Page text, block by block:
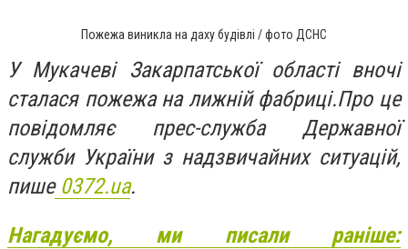
Пожежа виникла на даху будівлі / фото ДСНС
У Мукачеві Закарпатської області вночі
сталася пожежа на лижній фабриці.Про це
повідомляє прес-служба Державної
служби України з надзвичайних ситуацій,
пише0372.ua.
Нагадуємо, ми писали раніше: